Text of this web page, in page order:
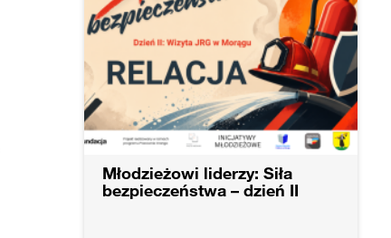
Młodzieżowi liderzy: Siła
bezpieczeństwa – dzień II